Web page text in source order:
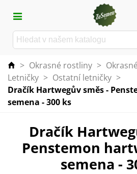
> Okrasné rostliny >
Letničky > Ostatní letničky >
Dračík Hartwegův směs -
semena - 300 ks
Dračík
Penstemon
semena -